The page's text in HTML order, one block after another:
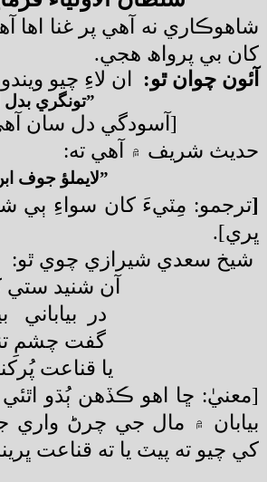
شاهوڪاري نه آهي پر غنا
کان بي پرواھ هجي.
آئون چوان ٿو: ان لاءِ چيو
”تونگري
[آسودگي دل سان
حديث شريف ۾ آهي ته:
”لايملؤ جوف
[ترجمو: مِٽيءَ کان سواءِ ٻي
ڀري].
شيخ سعدي شيرازي چوي ٿو:
آن شنيد ستي
در بياباني
گفت چشمِ
يا قناعت
[معنيٰ: ڇا اهو ڪڏهن ٻُڌو
بيابان ۾ مال جي چرڻ واري
کي چيو ته پيٽ يا ته قناعت